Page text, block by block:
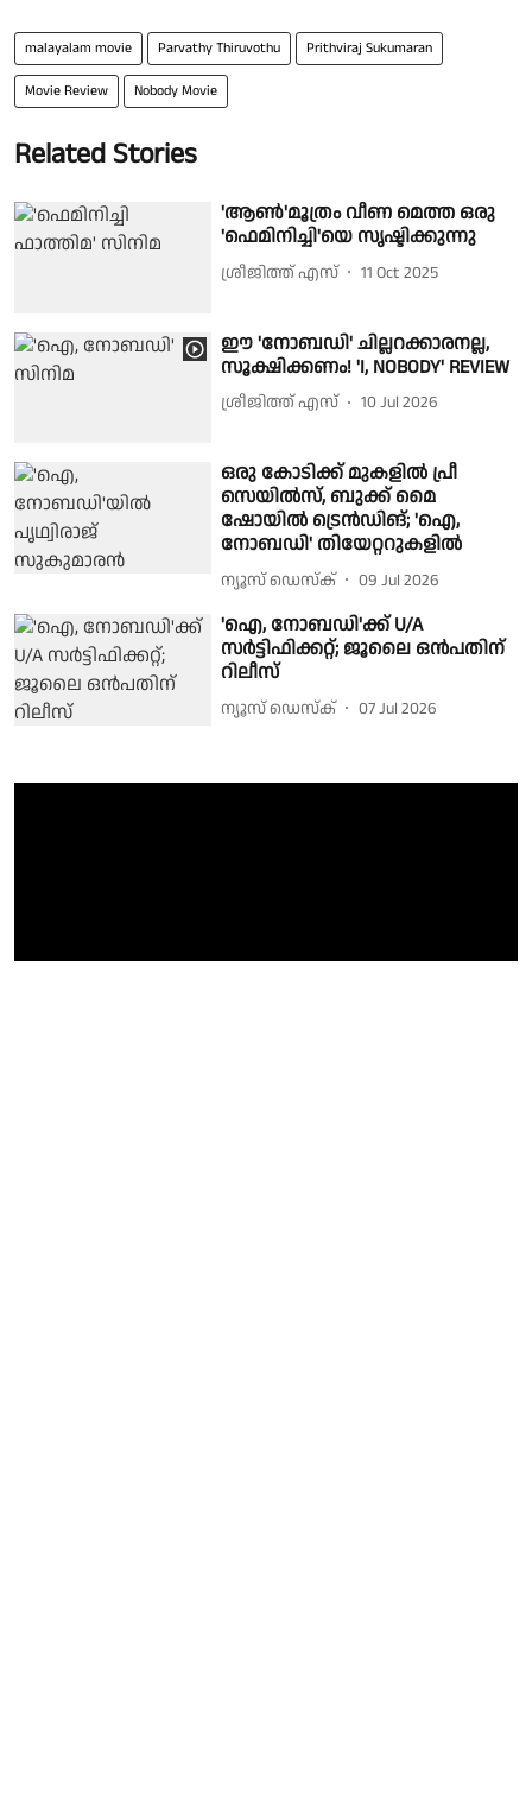
malayalam movie Parvathy Thiruvothu Prithviraj Sukumaran
Movie Review Nobody Movie
Related Stories
'ആണ്‍'മൂത്രം വീണ മെത്ത ഒരു
'ഫെമിനിച്ചി'യെ സൃഷ്ടിക്കുന്നു
ശ്രീജിത്ത് എസ് 11 Oct 2025
ഈ 'നോബഡി' ചില്ലറക്കാരനല്ല,
സൂക്ഷിക്കണം! 'I, NOBODY' REVIEW
ശ്രീജിത്ത് എസ് 10 Jul 2026
ഒരു കോടിക്ക് മുകളിൽ പ്രീ
സെയിൽസ്, ബുക്ക് മൈ
ഷോയിൽ ട്രെൻഡിങ്; 'ഐ,
നോബഡി' തിയേറ്ററുകളിൽ
ന്യൂസ് ഡെസ്ക് 09 Jul 2026
'ഐ, നോബഡി'ക്ക് U/A
സർട്ടിഫിക്കറ്റ്; ജൂലൈ ഒൻപതിന്
റിലീസ്
ന്യൂസ് ഡെസ്ക് 07 Jul 2026